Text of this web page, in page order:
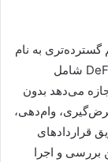
گسترده‌تری به نام
DeFi (امور مالی غیرمتمرکز) کمک کرده است. DeFi شامل
می‌دهد بدون
وام‌دهی،
قراردادهای
بررسی و اجرا